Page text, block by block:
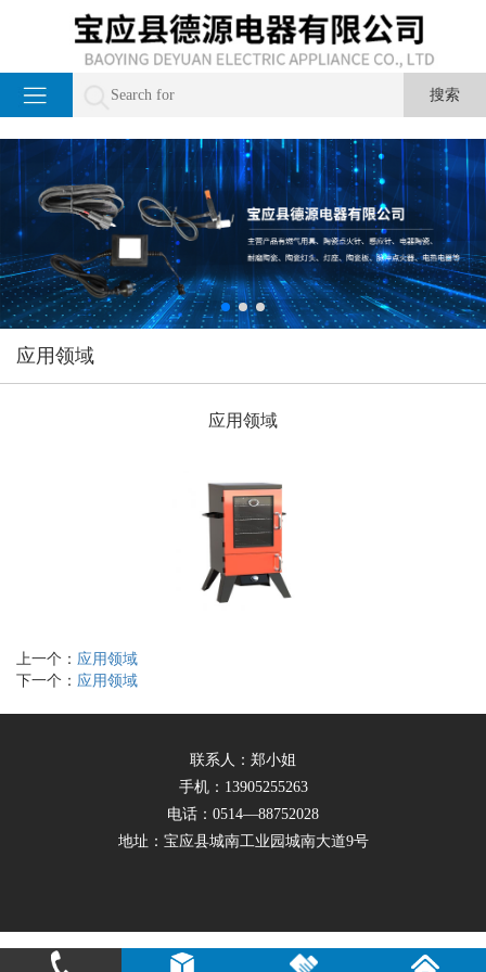
应用领域
应用领域
上一个： 应用领域
下一个： 应用领域
联系人：郑小姐
手机：13905255263
电话：0514—88752028
地址：宝应县城南工业园城南大道9号